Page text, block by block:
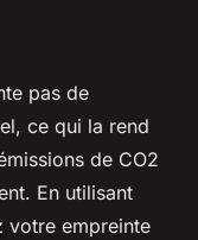
pas de
ce qui la rend
de CO2
En utilisant
votre empreinte